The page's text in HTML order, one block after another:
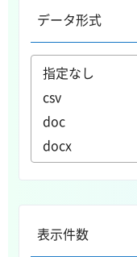
データ形式
表示件数